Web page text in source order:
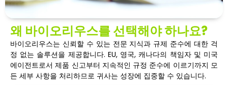
왜 바이오리우스를 선택해야 하나요?
바이오리우스는 신뢰할 수 있는 전문 지식과 규제 준수에 대한 걱
정 없는 솔루션을 제공합니다. EU, 영국, 캐나다의 책임자 및 미국
에이전트로서 제품 신고부터 지속적인 규정 준수에 이르기까지 모
든 세부 사항을 처리하므로 귀사는 성장에 집중할 수 있습니다.